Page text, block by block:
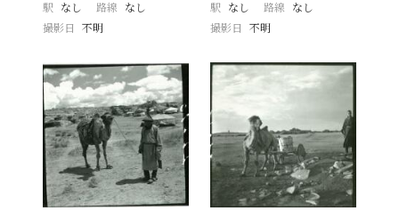
駅 なし 路線 なし
撮影日
不明
駅 なし 路線 なし
撮影日 不明